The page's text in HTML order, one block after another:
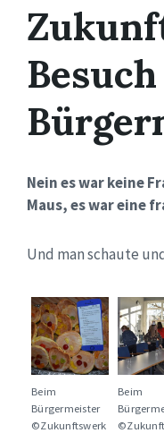
Nein es war keine
Maus, es war eine
Und man schaute
Beim
Bürgermeister
©Zukunftswerk
Beim